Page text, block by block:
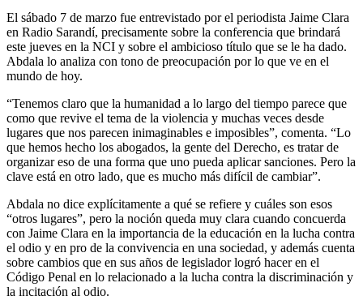
El sábado 7 de marzo fue entrevistado por el periodista Jaime Clara
en Radio Sarandí, precisamente sobre la conferencia que brindará
este jueves en la NCI y sobre el ambicioso título que se le ha dado.
Abdala lo analiza con tono de preocupación por lo que ve en el
mundo de hoy.
“Tenemos claro que la humanidad a lo largo del tiempo parece que
como que revive el tema de la violencia y muchas veces desde
lugares que nos parecen inimaginables e imposibles”, comenta. “Lo
que hemos hecho los abogados, la gente del Derecho, es tratar de
organizar eso de una forma que uno pueda aplicar sanciones. Pero la
clave está en otro lado, que es mucho más difícil de cambiar”.
Abdala no dice explícitamente a qué se refiere y cuáles son esos
“otros lugares”, pero la noción queda muy clara cuando concuerda
con Jaime Clara en la importancia de la educación en la lucha contra
el odio y en pro de la convivencia en una sociedad, y además cuenta
sobre cambios que en sus años de legislador logró hacer en el
Código Penal en lo relacionado a la lucha contra la discriminación y
la incitación al odio.